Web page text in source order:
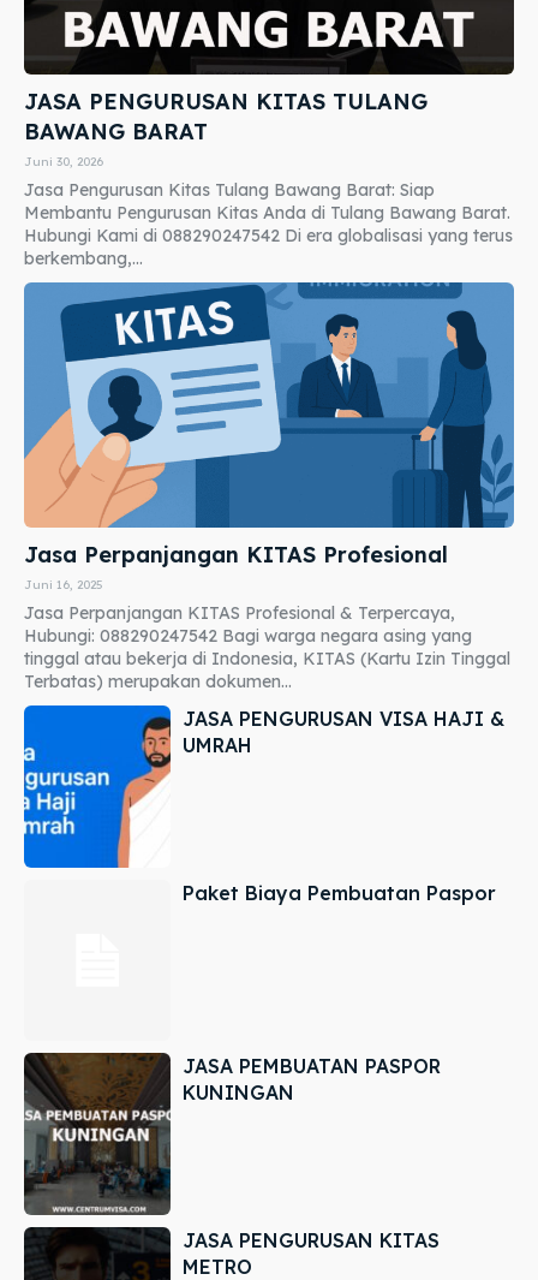
JASA PENGURUSAN KITAS TULANG
BAWANG BARAT
Juni 30, 2026
Jasa Pengurusan Kitas Tulang Bawang Barat: Siap
Membantu Pengurusan Kitas Anda di Tulang Bawang Barat.
Hubungi Kami di 088290247542 Di era globalisasi yang terus
berkembang,...
Jasa Perpanjangan KITAS Profesional
Juni 16, 2025
Jasa Perpanjangan KITAS Profesional & Terpercaya,
Hubungi: 088290247542 Bagi warga negara asing yang
tinggal atau bekerja di Indonesia, KITAS (Kartu Izin Tinggal
Terbatas) merupakan dokumen...
JASA PENGURUSAN VISA HAJI &
UMRAH
Paket Biaya Pembuatan Paspor
JASA PEMBUATAN PASPOR
KUNINGAN
JASA PENGURUSAN KITAS
METRO